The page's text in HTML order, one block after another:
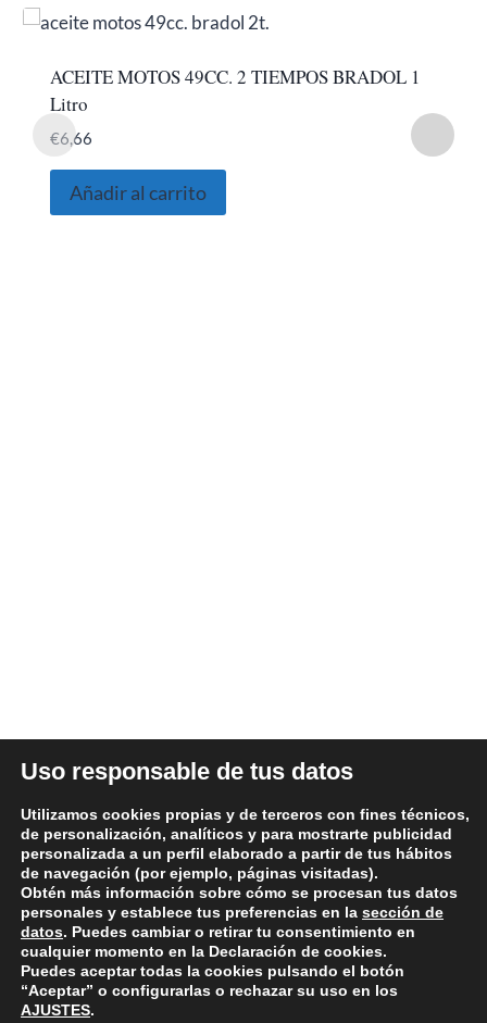
ACEITE MOTOS 49CC. 2 TIEMPOS BRADOL 1
Litro
€6,66
Añadir al carrito
Política de Privacidad
Política de Cookies
Condiciones generales de compra
Política de devoluciones y reembolsos
Uso responsable de tus datos
Utilizamos cookies propias y de terceros con fines técnicos,
de personalización, analíticos y para mostrarte publicidad
personalizada a un perfil elaborado a partir de tus hábitos
de navegación (por ejemplo, páginas visitadas).
Obtén más información sobre cómo se procesan tus datos
personales y establece tus preferencias en la sección de
datos. Puedes cambiar o retirar tu consentimiento en
cualquier momento en la Declaración de cookies.
Puedes aceptar todas la cookies pulsando el botón
“Aceptar” o configurarlas o rechazar su uso en los
AJUSTES.